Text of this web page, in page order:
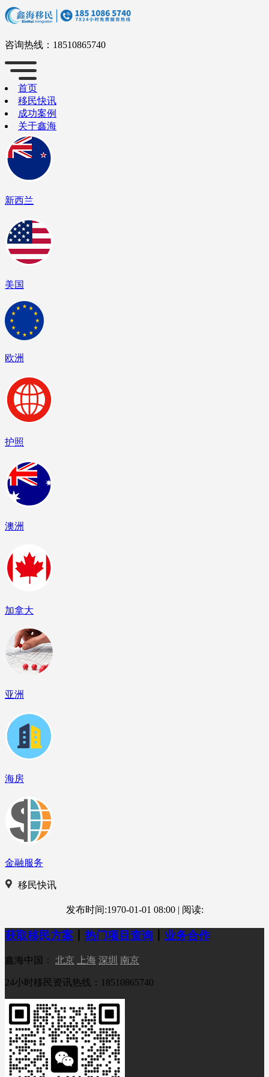
咨询热线： 18510865740
首页
移民快讯
成功案例
关于鑫海
新西兰
美国
欧洲
护照
澳洲
加拿大
亚洲
海房
金融服务
移民快讯
发布时间:1970-01-01 08:00 | 阅读:
获取移民方案 热门项目查询 业务合作
鑫海中国： 北京 上海 深圳 南京
24小时移民资讯热线：18510865740